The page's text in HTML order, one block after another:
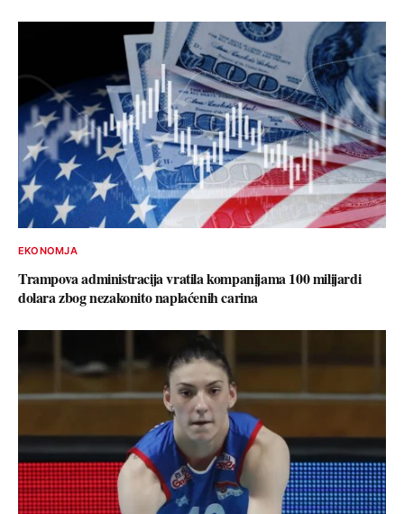
EKONOMJA
Trampova administracija vratila kompanijama 100 milijardi
dolara zbog nezakonito naplaćenih carina